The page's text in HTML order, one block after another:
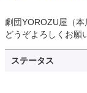
劇団YOROZU屋（本
どうぞよろしくお願
ステータス